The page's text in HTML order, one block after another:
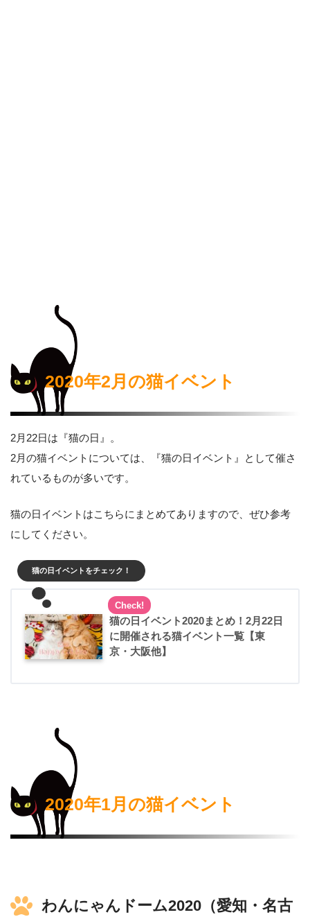
2020年2月の猫イベント
2月22日は『猫の日』。
2月の猫イベントについては、『猫の日イベント』として催さ
れているものが多いです。
猫の日イベントはこちらにまとめてありますので、ぜひ参考
にしてください。
猫の日イベントをチェック！
猫の日イベント2020まとめ！2月22日
に開催される猫イベント一覧【東
京・大阪他】
2020年1月の猫イベント
わんにゃんドーム2020（愛知・名古